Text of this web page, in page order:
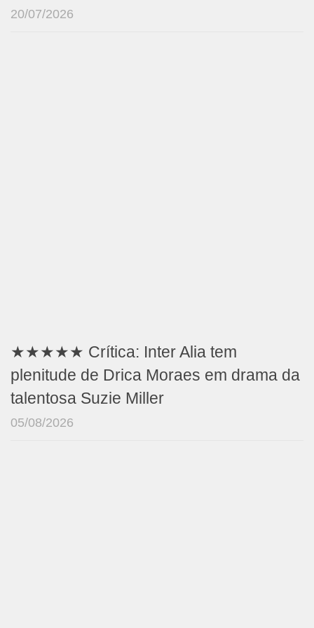
20/07/2026
★★★★★ Crítica: Inter Alia tem
plenitude de Drica Moraes em drama da
talentosa Suzie Miller
05/08/2026